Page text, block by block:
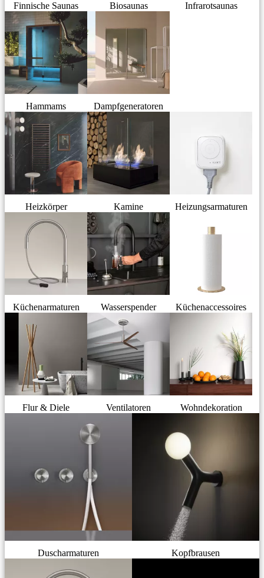
Finnische Saunas Biosaunas Infrarotsaunas
Hammams Dampfgeneratoren
Heizkörper Kamine Heizungsarmaturen
Küchenarmaturen Wasserspender Küchenaccessoires
Flur & Diele Ventilatoren Wohndekoration
Duscharmaturen Kopfbrausen